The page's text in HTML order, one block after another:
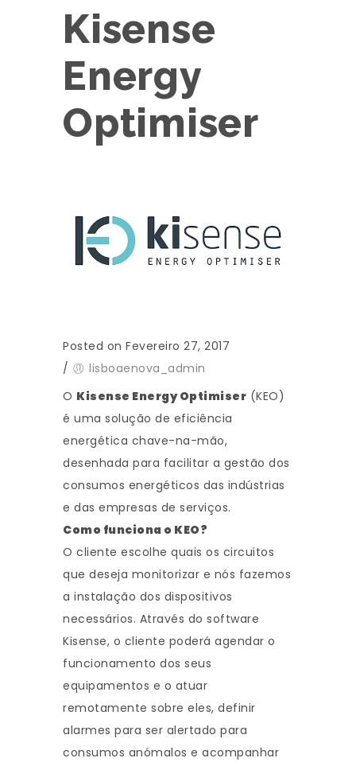
Kisense
Energy
Optimiser
Posted on Fevereiro 27, 2017
/
lisboaenova_admin
O Kisense Energy Optimiser (KEO)
é uma solução de eficiência
energética chave-na-mão,
desenhada para facilitar a gestão dos
consumos energéticos das indústrias
e das empresas de serviços.
Como funciona o KEO?
O cliente escolhe quais os circuitos
que deseja monitorizar e nós fazemos
a instalação dos dispositivos
necessários. Através do software
Kisense, o cliente poderá agendar o
funcionamento dos seus
equipamentos e o atuar
remotamente sobre eles, definir
alarmes para ser alertado para
consumos anómalos e acompanhar